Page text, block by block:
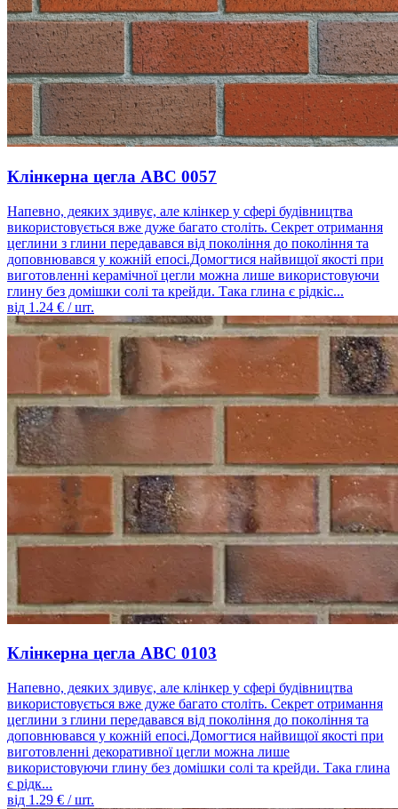
Клінкерна цегла ABC 0057
Напевно, деяких здивує, але клінкер у сфері будівництва
використовується вже дуже багато століть. Секрет отримання
цеглини з глини передавався від покоління до покоління та
доповнювався у кожній епосі.Домогтися найвищої якості при
виготовленні керамічної цегли можна лише використовуючи
глину без домішки солі та крейди. Така глина є рідкіс...
від 1.24 € / шт.
Клінкерна цегла ABC 0103
Напевно, деяких здивує, але клінкер у сфері будівництва
використовується вже дуже багато століть. Секрет отримання
цеглини з глини передавався від покоління до покоління та
доповнювався у кожній епосі.Домогтися найвищої якості при
виготовленні декоративної цегли можна лише
використовуючи глину без домішки солі та крейди. Така глина
є рідк...
від 1.29 € / шт.